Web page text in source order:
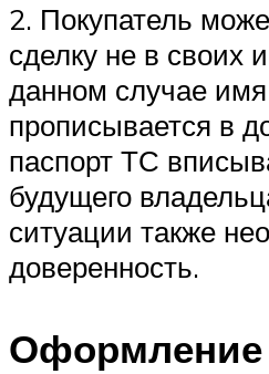
2. Покупатель
сделку не в своих
данном случае имя
прописывается в
паспорт ТС
будущего
ситуации также
доверенность.
Оформление